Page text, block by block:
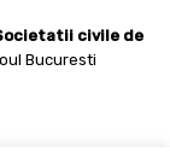
civile de
Bucuresti